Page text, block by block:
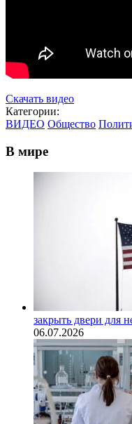
Скачать видео
Категории:
ВИДЕО Общество
В мире
закрыть двери для
06.07.2026